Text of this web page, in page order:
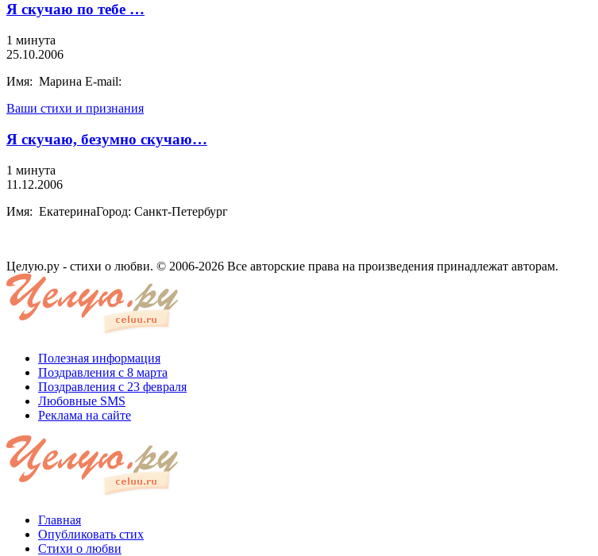
Я скучаю по тебе …
1 минута
25.10.2006
Имя: Марина E-mail:
Ваши стихи и признания
Я скучаю, безумно скучаю…
1 минута
11.12.2006
Имя: ЕкатеринаГород: Санкт-Петербург
Целую.ру - стихи о любви. © 2006-2026 Все авторские права на произведения принадлежат авторам.
Полезная информация
Поздравления с 8 марта
Поздравления с 23 февраля
Любовные SMS
Реклама на сайте
Главная
Опубликовать стих
Стихи о любви